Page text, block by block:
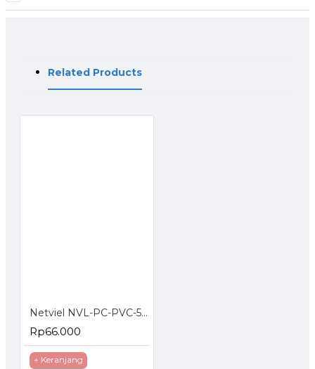
Related Products
Netviel NVL-PC-PVC-5E-03: NETVIEL Cat5e patch cord PVC 3m RED COLOR
Rp66.000
+ Keranjang